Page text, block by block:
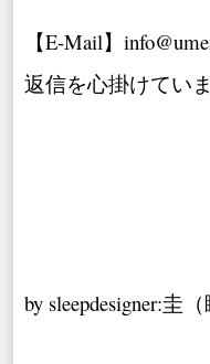
【E-Mail】
返信を心掛けていま
by sleepdesigner:圭